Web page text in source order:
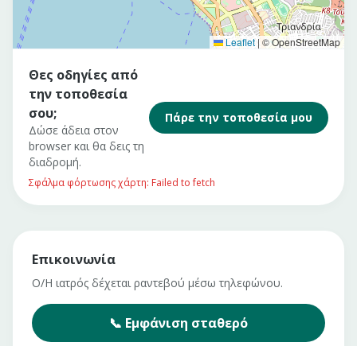
Leaflet |© OpenStreetMap
Θες οδηγίες από
την τοποθεσία
σου;
Δώσε άδεια στον
browser και θα δεις τη
διαδρομή.
Πάρε την τοποθεσία μου
Σφάλμα φόρτωσης χάρτη: Failed to fetch
Επικοινωνία
Ο/Η ιατρός δέχεται ραντεβού μέσω τηλεφώνου.
📞 Εμφάνιση σταθερό